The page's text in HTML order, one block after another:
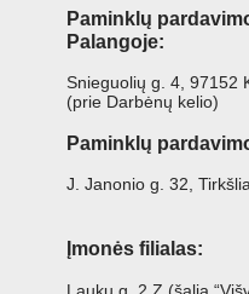
Paminklų
Palangoje:
Snieguolių g. 4, 97152
(prie Darbėnų kelio)
Paminklų
J. Janonio g. 32,
Įmonės filialas: